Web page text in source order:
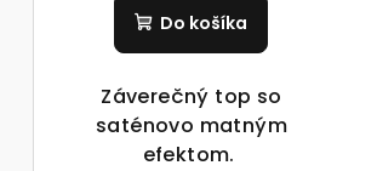
Do košíka
Záverečný top so
saténovo matným
efektom.